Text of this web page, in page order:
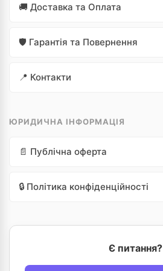
🚚 Доставка та Оплата
🛡️ Гарантія та Повернення
📍 Контакти
ЮРИДИЧНА ІНФОРМАЦІЯ
📄 Публічна оферта
🔒 Політика конфіденційності
Є питання?